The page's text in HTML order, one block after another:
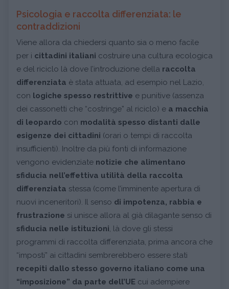
Psicologia e raccolta differenziata: le
contraddizioni
Viene allora da chiedersi quanto sia o meno facile
per i cittadini italiani costruire una cultura ecologica
e del riciclo là dove l’introduzione della raccolta
differenziata è stata attuata, ad esempio nel Lazio,
con logiche spesso restrittive e punitive (assenza
dei cassonetti che “costringe” al riciclo) e a macchia
di leopardo con modalità spesso distanti dalle
esigenze dei cittadini (orari o tempi di raccolta
insufficienti). Inoltre da più fonti di informazione
vengono evidenziate notizie che alimentano
sfiducia nell’effettiva utilità della raccolta
differenziata stessa (come l’imminente apertura di
nuovi inceneritori). Il senso di impotenza, rabbia e
frustrazione si unisce allora al già dilagante senso di
sfiducia nelle istituzioni, là dove gli stessi
programmi di raccolta differenziata, prima ancora che
“imposti” ai cittadini sembrerebbero essere stati
recepiti dallo stesso governo italiano come una
“imposizione” da parte dell’UE cui adempiere